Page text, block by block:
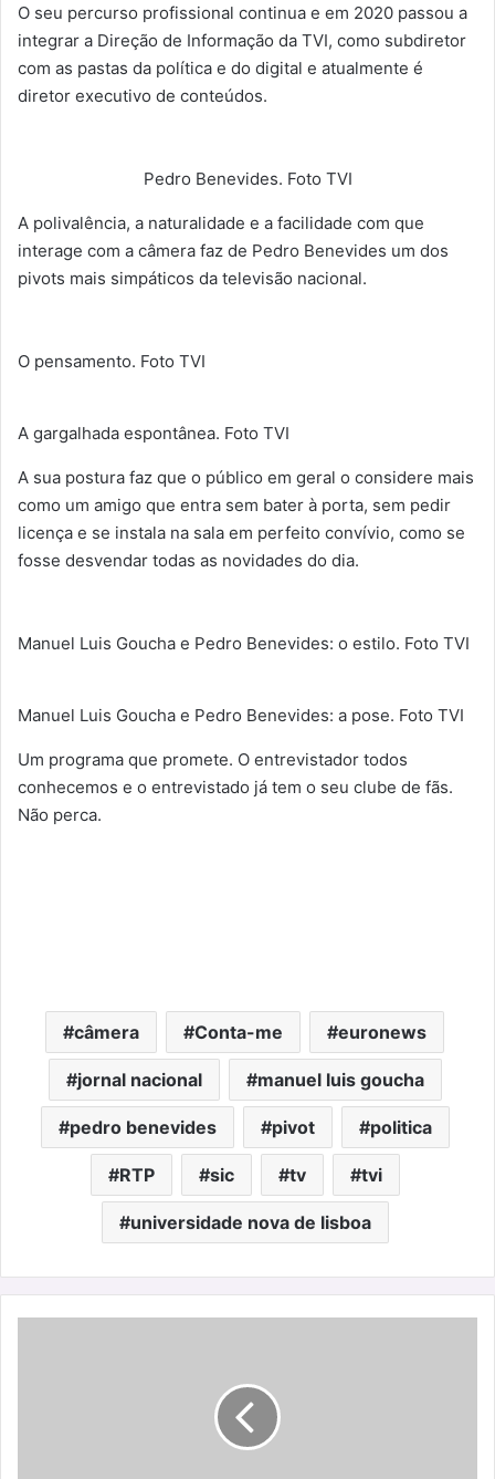
O seu percurso profissional continua e em 2020 passou a
integrar a Direção de Informação da TVI, como subdiretor
com as pastas da política e do digital e atualmente é
diretor executivo de conteúdos.
Pedro Benevides. Foto TVI
A polivalência, a naturalidade e a facilidade com que
interage com a câmera faz de Pedro Benevides um dos
pivots mais simpáticos da televisão nacional.
O pensamento. Foto TVI
A gargalhada espontânea. Foto TVI
A sua postura faz que o público em geral o considere mais
como um amigo que entra sem bater à porta, sem pedir
licença e se instala na sala em perfeito convívio, como se
fosse desvendar todas as novidades do dia.
Manuel Luis Goucha e Pedro Benevides: o estilo. Foto TVI
Manuel Luis Goucha e Pedro Benevides: a pose. Foto TVI
Um programa que promete. O entrevistador todos
conhecemos e o entrevistado já tem o seu clube de fãs.
Não perca.
câmera Conta-me euronews
jornal nacional manuel luis goucha
pedro benevides pivot politica
RTP sic tv tvi
universidade nova de lisboa